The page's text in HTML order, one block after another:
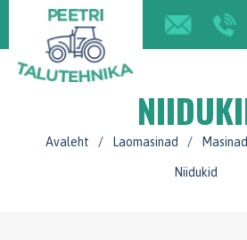
Avaleht / Laomasinad /
Niidukid